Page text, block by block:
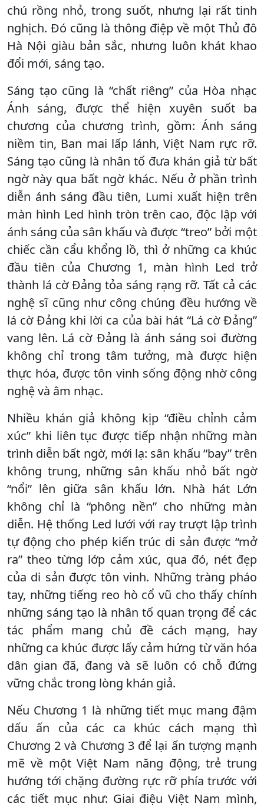
chú rồng nhỏ, trong suốt, nhưng lại rất tinh
nghịch. Đó cũng là thông điệp về một Thủ đô
Hà Nội giàu bản sắc, nhưng luôn khát khao
đổi mới, sáng tạo.
Sáng tạo cũng là “chất riêng” của Hòa nhạc
Ánh sáng, được thể hiện xuyên suốt ba
chương của chương trình, gồm: Ánh sáng
niềm tin, Ban mai lấp lánh, Việt Nam rực rỡ.
Sáng tạo cũng là nhân tố đưa khán giả từ bất
ngờ này qua bất ngờ khác. Nếu ở phần trình
diễn ánh sáng đầu tiên, Lumi xuất hiện trên
màn hình Led hình tròn trên cao, độc lập với
ánh sáng của sân khấu và được “treo” bởi một
chiếc cần cẩu khổng lồ, thì ở những ca khúc
đầu tiên của Chương 1, màn hình Led trở
thành lá cờ Đảng tỏa sáng rạng rỡ. Tất cả các
nghệ sĩ cũng như công chúng đều hướng về
lá cờ Đảng khi lời ca của bài hát “Lá cờ Đảng”
vang lên. Lá cờ Đảng là ánh sáng soi đường
không chỉ trong tâm tưởng, mà được hiện
thực hóa, được tôn vinh sống động nhờ công
nghệ và âm nhạc.
Nhiều khán giả không kịp “điều chỉnh cảm
xúc” khi liên tục được tiếp nhận những màn
trình diễn bất ngờ, mới lạ: sân khấu “bay” trên
không trung, những sân khấu nhỏ bất ngờ
“nổi” lên giữa sân khấu lớn. Nhà hát Lớn
không chỉ là “phông nền” cho những màn
diễn. Hệ thống Led lưới với ray trượt lập trình
tự động cho phép kiến trúc di sản được “mở
ra” theo từng lớp cảm xúc, qua đó, nét đẹp
của di sản được tôn vinh. Những tràng pháo
tay, những tiếng reo hò cổ vũ cho thấy chính
những sáng tạo là nhân tố quan trọng để các
tác phẩm mang chủ đề cách mạng, hay
những ca khúc được lấy cảm hứng từ văn hóa
dân gian đã, đang và sẽ luôn có chỗ đứng
vững chắc trong lòng khán giả.
Nếu Chương 1 là những tiết mục mang đậm
dấu ấn của các ca khúc cách mạng thì
Chương 2 và Chương 3 để lại ấn tượng mạnh
mẽ về một Việt Nam năng động, trẻ trung
hướng tới chặng đường rực rỡ phía trước với
các tiết mục như: Giai điệu Việt Nam mình,